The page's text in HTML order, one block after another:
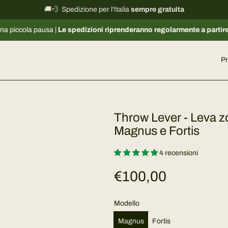
🚚💨 Spedizione per l'Italia sempre gratuita
International shipping information→
| Le spedizioni riprenderanno regolarmente a partire dal 17/08. Il
Throw Lever - Leva
Magnus e Fortis
4 recensioni
P
r
e
€100,00
Modello
Magnus Fortis